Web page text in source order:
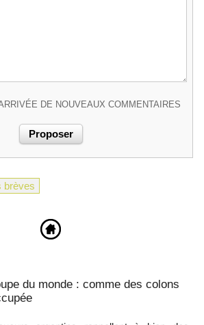
DE NOUVEAUX COMMENTAIRES
brèves
du monde : comme des colons